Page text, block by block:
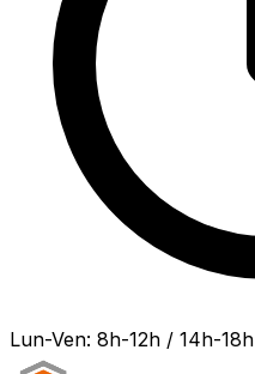
Lun-Ven: 8h-12h / 14h-18h